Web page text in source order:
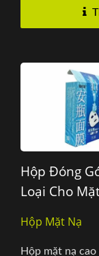
Hộp Đóng
Loại Cho
Hộp Mặt Nạ
Hộp mặt nạ